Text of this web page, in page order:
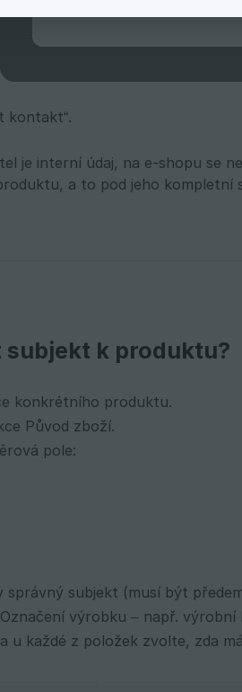
kontakt“.
je interní údaj, na e-shopu se
a to pod jeho kompletní
subjekt k produktu?
konkrétního produktu.
Původ zboží.
pole:
správný subjekt (musí být
výrobku – např.
u každé z položek zvolte, zda